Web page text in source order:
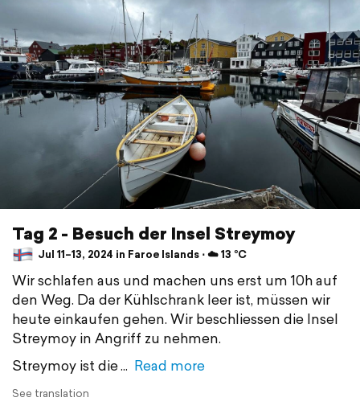
Tag 2 - Besuch der Insel Streymoy
Jul 11–13, 2024 in Faroe Islands ⋅ ☁️ 13 °C
Wir schlafen aus und machen uns erst um 10h auf
den Weg. Da der Kühlschrank leer ist, müssen wir
heute einkaufen gehen. Wir beschliessen die Insel
Streymoy in Angriff zu nehmen.
Streymoy ist die
Read more
See translation